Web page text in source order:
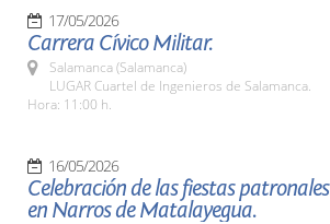
17/05/2026
Carrera Cívico Militar.
Salamanca (Salamanca)
LUGAR Cuartel de Ingenieros de Salamanca.
Hora: 11:00 h.
16/05/2026
Celebración de las fiestas patronales
en Narros de Matalayegua.